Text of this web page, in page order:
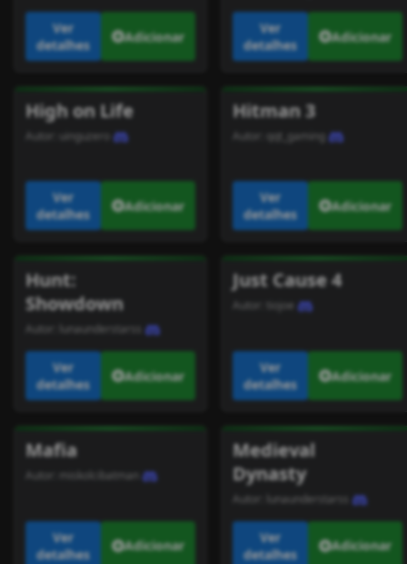
Ver
detalhes
Adicionar
Ver
detalhes
Adicionar
High on Life
Autor: uinguzero
Ver
detalhes
Adicionar
Hitman 3
Autor: qqt_gaming
Ver
detalhes
Adicionar
Hunt:
Showdown
Autor: lunaunderstarss
Ver
detalhes
Adicionar
Just Cause 4
Autor: tiojoe
Ver
detalhes
Adicionar
Mafia
Autor: miskolcibatman
Ver
detalhes
Adicionar
Medieval
Dynasty
Autor: lunaunderstarss
Ver
detalhes
Adicionar